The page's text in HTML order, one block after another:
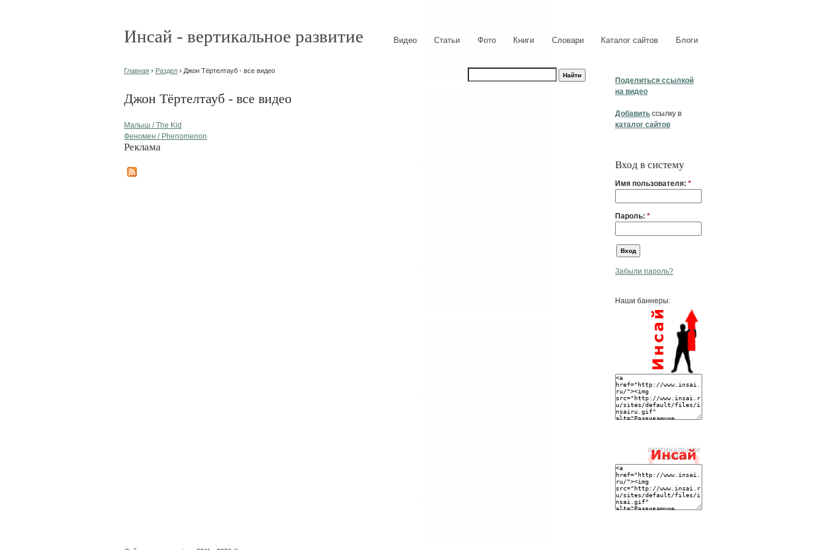
Инсай - вертикальное развитие Видео Статьи Фото Книги Словари Каталог сайтов Блоги
Поделиться ссылкой
на видео
Добавить ссылку в
каталог сайтов
Вход в систему
Имя пользователя: *
Пароль: *
Забыли пароль?
Наши баннеры:
Главная › Раздел › Джон Тёртелтауб - все видео
Джон Тёртелтауб - все видео
Малыш / The Kid
Феномен / Phenomenon
Реклама